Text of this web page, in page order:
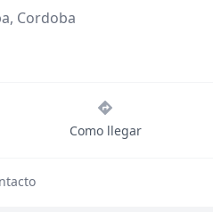
Cordoba
Como llegar